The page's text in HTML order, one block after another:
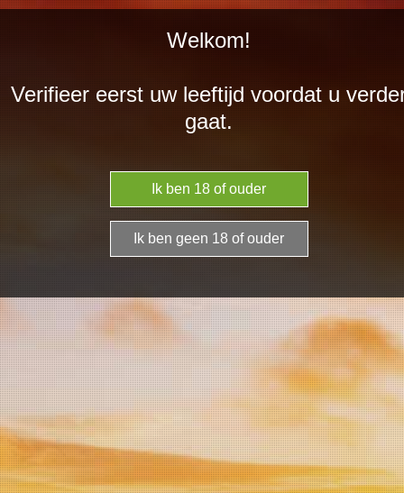
de
Falanghina
2025 droge
witte wijn,
Cantine Villa
Schinosa
Aantal
In
winkelwagen
Welkom!
Verifieer eerst uw leeftijd voordat u
gaat.